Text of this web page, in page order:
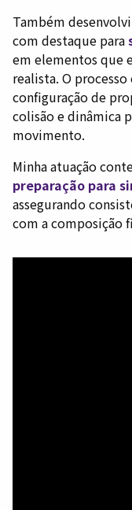
Também desenvolvi
com destaque para
em elementos que
realista. O
configuração de
colisão e dinâmica
movimento.
Minha atuação
preparação para
assegurando
com a composição